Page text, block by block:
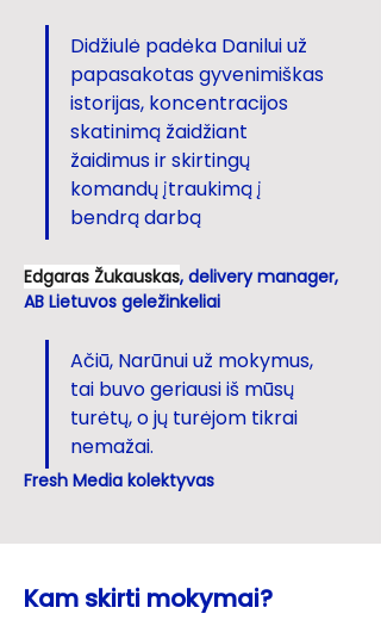
Didžiulė padėka Danilui už
papasakotas gyvenimiškas
istorijas, koncentracijos
skatinimą žaidžiant
žaidimus ir skirtingų
komandų įtraukimą į
bendrą darbą
Edgaras Žukauskas, delivery manager,
AB Lietuvos geležinkeliai
Ačiū, Narūnui už mokymus,
tai buvo geriausi iš mūsų
turėtų, o jų turėjom tikrai
nemažai.
Fresh Media kolektyvas
Kam skirti mokymai?